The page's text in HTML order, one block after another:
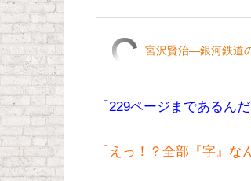
宮沢賢治―銀河鉄道
「229ページまであるん
「えっ！？全部『字』な